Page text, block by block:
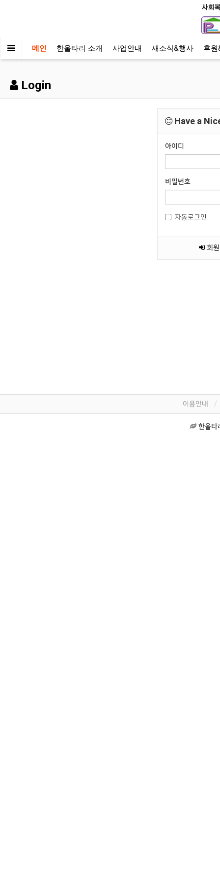
메인 한울타리 소개 사업안내 새소식&행사 후
Login
Have a
아이디
비밀번호
자동로그인
회원
이용안내
한울